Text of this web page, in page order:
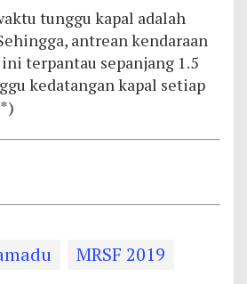
tunggu kapal adalah
antrean kendaraan
terpantau sepanjang 1.5
kedatangan kapal setiap
MRSF 2019